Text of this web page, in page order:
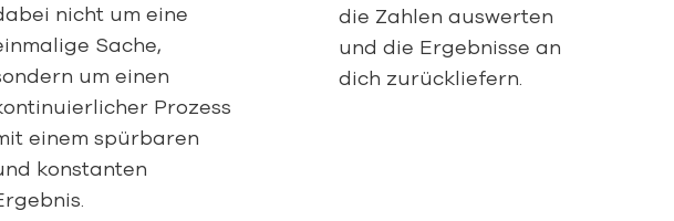
nicht um eine
Sache,
um einen
Prozess
einem spürbaren
konstanten
die Zahlen auswerten
und die Ergebnisse an
dich zurückliefern.